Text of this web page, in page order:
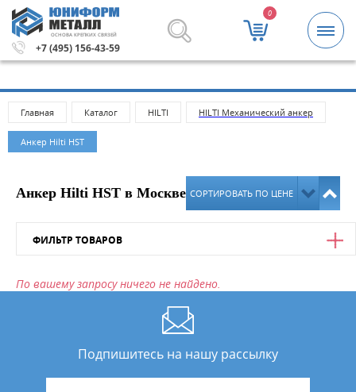
ОСНОВА КРЕПКИХ СВЯЗЕЙ
+7 (495) 156-43-59
0
рублей.Метизы и крепежные изделия оптом.
Главная Каталог HILTI HILTI Механический анкер
Анкер Hilti HST
Анкер Hilti HST в Москве СОРТИРОВАТЬ ПО ЦЕНЕ
ФИЛЬТР ТОВАРОВ
По вашему запросу ничего не найдено.
Подпишитесь на нашу рассылку